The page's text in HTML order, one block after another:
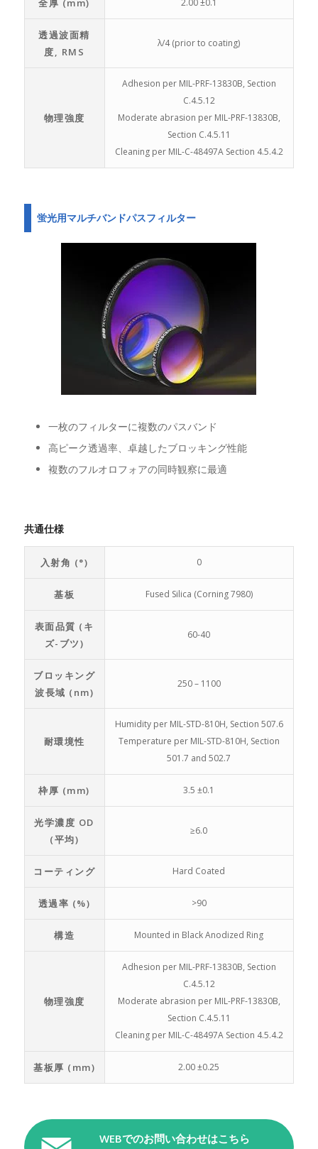
全厚 (mm) 2.00 ±0.1
透過波面精
度, RMS
λ/4 (prior to coating)
物理強度
Adhesion per MIL-PRF-13830B, Section
C.4.5.12
Moderate abrasion per MIL-PRF-13830B,
Section C.4.5.11
Cleaning per MIL-C-48497A Section 4.5.4.2
蛍光用マルチバンドパスフィルター
一枚のフィルターに複数のパスバンド
高ピーク透過率、卓越したブロッキング性能
複数のフルオロフォアの同時観察に最適
共通仕様
入射角 (°) 0
基板 Fused Silica (Corning 7980)
表面品質 (キ
ズ-ブツ)
60-40
ブロッキング
波長域 (nm)
250 – 1100
耐環境性
Humidity per MIL-STD-810H, Section 507.6
Temperature per MIL-STD-810H, Section
501.7 and 502.7
枠厚 (mm) 3.5 ±0.1
光学濃度 OD
(平均)
≥6.0
コーティング Hard Coated
透過率 (%) >90
構造 Mounted in Black Anodized Ring
物理強度
Adhesion per MIL-PRF-13830B, Section
C.4.5.12
Moderate abrasion per MIL-PRF-13830B,
Section C.4.5.11
Cleaning per MIL-C-48497A Section 4.5.4.2
基板厚 (mm) 2.00 ±0.25
WEBでのお問い合わせはこちら